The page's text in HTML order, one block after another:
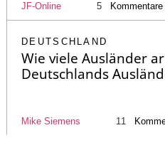
JF-Online 5
DEUTSCHLAND
Wie viele Ausländer
Deutschlands
Mike Siemens 11